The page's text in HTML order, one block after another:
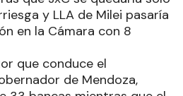
y LLA de Milei pasaría
en la Cámara con 8
que conduce el
de Mendoza,